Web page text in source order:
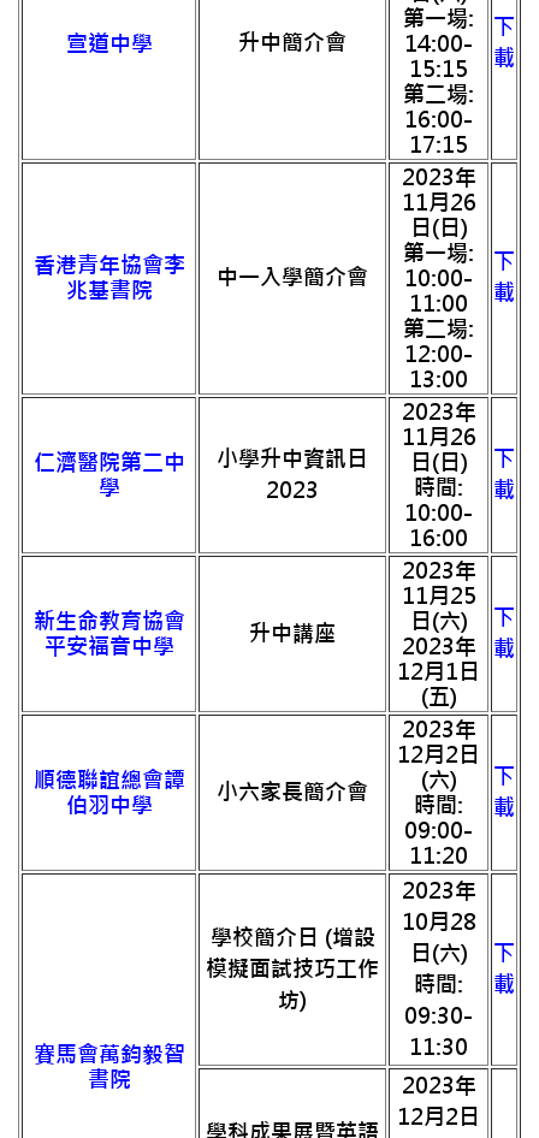
宣道中學 升中簡介會
第一場:
14:00-
15:15
第二場:
16:00-
17:15
下
載
香港青年協會李
兆基書院
中一入學簡介會
2023年
11月26
日(日)
第一場:
10:00-
11:00
第二場:
12:00-
13:00
下
載
仁濟醫院第二中
學
小學升中資訊日
2023
2023年
11月26
日(日)
時間:
10:00-
16:00
下
載
新生命教育協會
平安福音中學
升中講座
2023年
11月25
日(六)
2023年
12月1日
(五)
下
載
順德聯誼總會譚
伯羽中學
小六家長簡介會
2023年
12月2日
(六)
時間:
09:00-
11:20
下
載
賽馬會萬鈞毅智
書院
學校簡介日 (增設
模擬面試技巧工作
坊)
2023年
10月28
日(六)
時間:
09:30-
11:30
下
載
學科成果展暨英語
2023年
12月2日